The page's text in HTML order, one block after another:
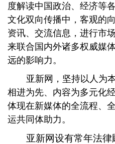
度解读中国政治、经济等
文化双向传播中，客观的
资讯、交流信息，进行市
来联合国内外诸多权威媒
远的影响力。
亚新网，坚持以人为
相进为先、内容为多元化
体现在新媒体的全流程、
运共同体助力。
亚新网设有常年法律